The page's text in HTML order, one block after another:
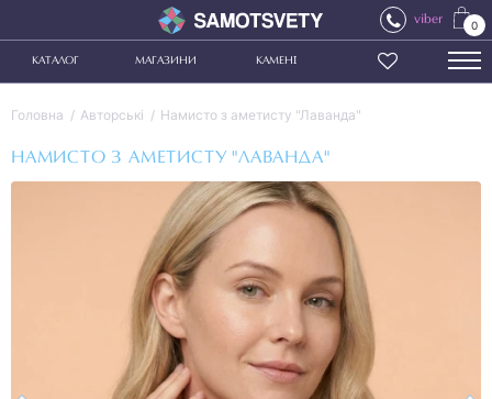
viber 0
КАТАЛОГ МАГАЗИНИ КАМЕНІ
Головна Авторські Намисто з аметисту "Лаванда"
НАМИСТО З АМЕТИСТУ "ЛАВАНДА"